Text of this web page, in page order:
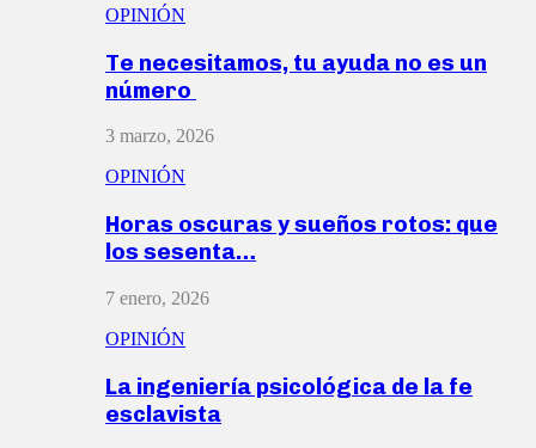
OPINIÓN
Te necesitamos, tu ayuda no es un
número
3 marzo, 2026
OPINIÓN
Horas oscuras y sueños rotos: que
los sesenta…
7 enero, 2026
OPINIÓN
La ingeniería psicológica de la fe
esclavista